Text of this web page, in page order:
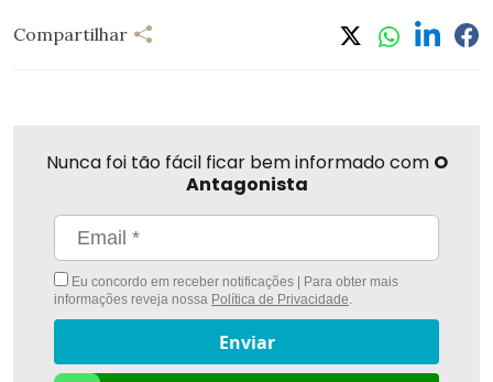
Compartilhar
Nunca foi tão fácil ficar bem informado com O
Antagonista
Eu concordo em receber notificações | Para obter mais
informações reveja nossa Política de Privacidade.
Enviar